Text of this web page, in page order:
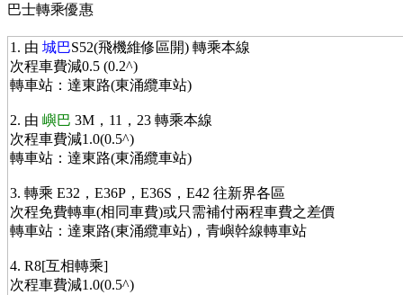
巴士轉乘優惠
1. 由 城巴S52(飛機維修區開) 轉乘本線
次程車費減0.5 (0.2^)
轉車站：達東路(東涌纜車站)
2. 由 嶼巴 3M，11，23 轉乘本線
次程車費減1.0(0.5^)
轉車站：達東路(東涌纜車站)
3. 轉乘 E32，E36P，E36S，E42 往新界各區
次程免費轉車(相同車費)或只需補付兩程車費之差價
轉車站：達東路(東涌纜車站)，青嶼幹線轉車站
4. R8[互相轉乘]
次程車費減1.0(0.5^)